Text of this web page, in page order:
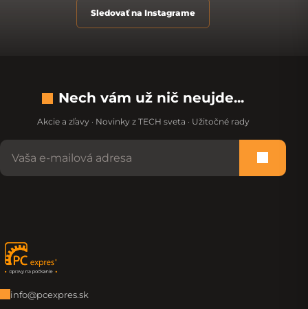
Sledovať na Instagrame
Nech vám už nič neujde...
Akcie a zľavy · Novinky z TECH sveta · Užitočné rady
Nevypĺňajte toto pole:
Zápätie
info@pcexpres.sk